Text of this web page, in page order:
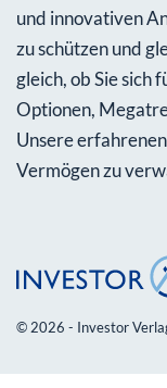
und innovativen
zu schützen und
gleich, ob Sie sich
Optionen,
Unsere
Vermögen zu
© 2026 - Investor